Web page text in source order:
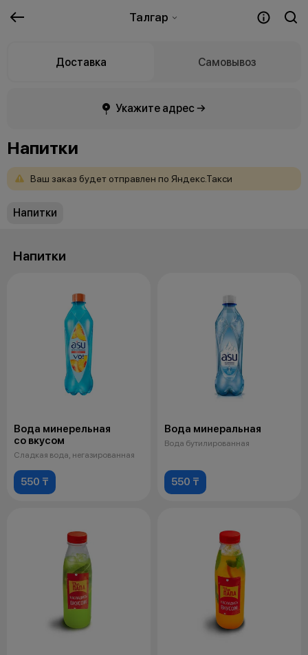
Талгар
Доставка Самовывоз
Укажите адрес →
Напитки
Ваш заказ будет отправлен по Яндекс.Такси
Напитки
Напитки
Вода минерельная
со вкусом
Сладкая вода, негазированная
550 ₸
Вода минеральная
Вода бутилированная
550 ₸